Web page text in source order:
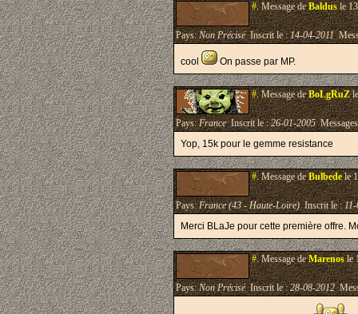
#.Message deBaldusle
Pays:Non PréciséInscrit le :14-04-2011
cool On passe par MP.
#.Message deBoLgRuZ
Pays:FranceInscrit le :26-01-2005
Yop, 15k pour le gemme resistance
#.Message deBulbedele
Pays:France (43 - Haute-Loire)Inscrit le :
Merci BLaJe pour cette première offre.
#.Message deMarenosle
Pays:Non PréciséInscrit le :28-08-2012